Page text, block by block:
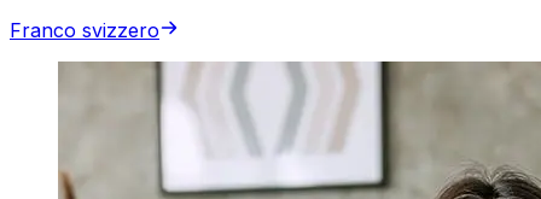
Franco svizzero